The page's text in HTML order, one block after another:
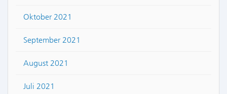
Oktober 2021
September 2021
August 2021
Juli 2021